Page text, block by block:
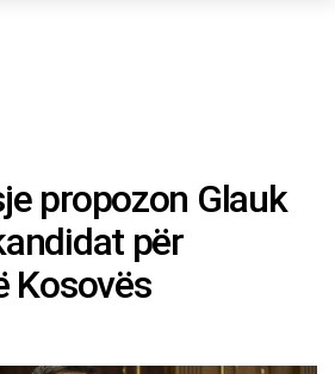
propozon Glauk
për
Kosovës